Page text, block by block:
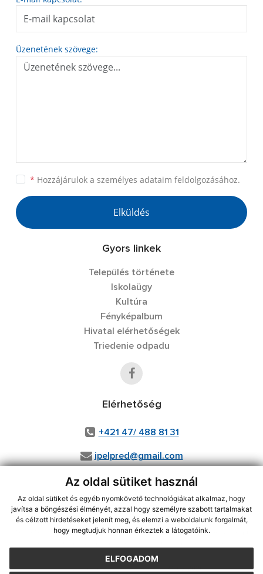
Az oldal sütiket használ
Az oldal sütiket és egyéb nyomkövető technológiákat alkalmaz, hogy
javítsa a böngészési élményét, azzal hogy személyre szabott tartalmakat
és célzott hirdetéseket jelenít meg, és elemzi a weboldalunk forgalmát,
hogy megtudjuk honnan érkeztek a látogatóink.
ELFOGADOM
Üzenetének szövege:
* Hozzájárulok a személyes adataim feldolgozásához.
Elküldés
Gyors linkek
Település története
Iskolaügy
Kultúra
Fényképalbum
Hivatal elérhetőségek
Triedenie odpadu
Elérhetőség
+421 47/ 488 81 31
ipelpred@gmail.com
használja ki a legfrissebb információk követését az RSS funkcióval,
ECHELON 2 CMS rendszer (tartalomkezelő rendszer),Honlaptérkép
Internetes portál, webhosting,webex.digital, s.r.o.,Domain-ek
A legutolsó frissítés időpontja:31.07.2026